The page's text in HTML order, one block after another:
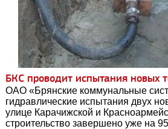
БКС проводит испытания новых
ОАО «Брянские коммунальные
гидравлические испытания двух
улице Карачижской и
строительство завершено уже на